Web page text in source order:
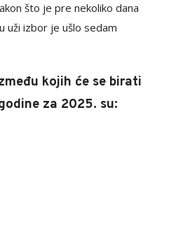
što je pre nekoliko dana
uži izbor je ušlo sedam
kojih će se birati
za 2025. su: